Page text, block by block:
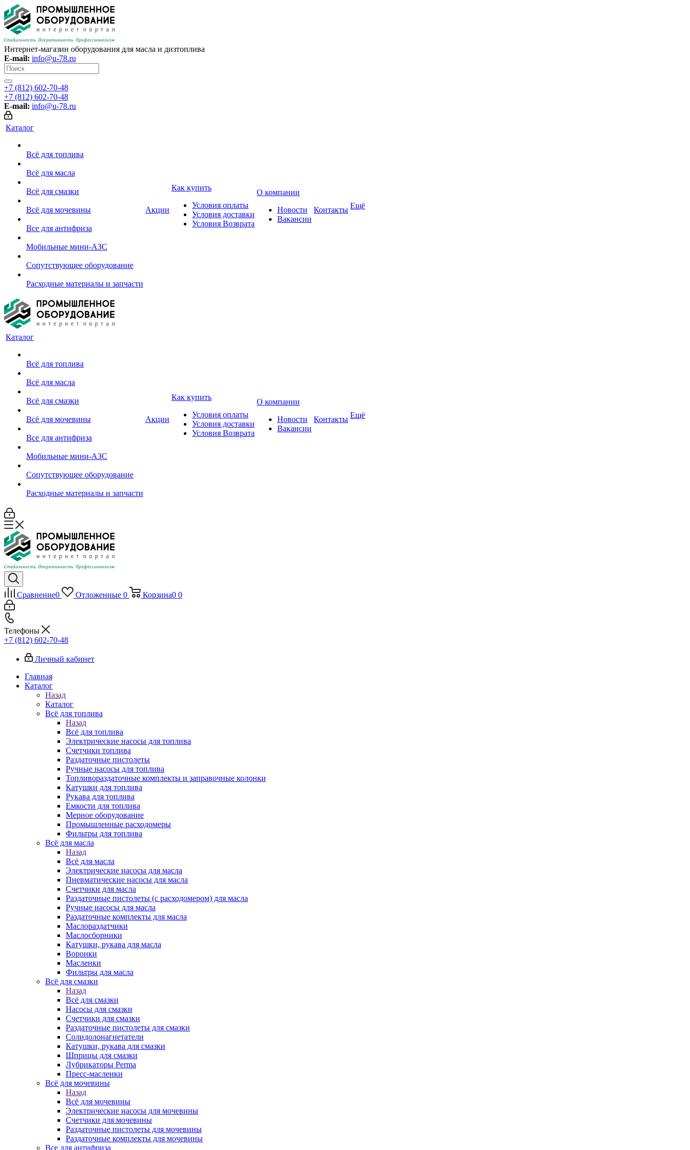
Интернет-магазин оборудования для масла и дизтоплива
E-mail: info@u-78.ru
+7 (812) 602-70-48
+7 (812) 602-70-48
E-mail: info@u-78.ru
Каталог
Всё для топлива
Всё для масла
Всё для смазки
Всё для мочевины
Все для антифриза
Мобильные мини-АЗС
Сопутствующее оборудование
Расходные материалы и запчасти
Акции
Как купить
Условия оплаты
Условия доставки
Условия Возврата
О компании
Новости
Вакансии
Контакты Ещё
Каталог
Всё для топлива
Всё для масла
Всё для смазки
Всё для мочевины
Все для антифриза
Мобильные мини-АЗС
Сопутствующее оборудование
Расходные материалы и запчасти
Акции
Как купить
Условия оплаты
Условия доставки
Условия Возврата
О компании
Новости
Вакансии
Контакты Ещё
Сравнение0 Отложенные 0 Корзина0 0
Телефоны
+7 (812) 602-70-48
Личный кабинет
Главная
Каталог
Назад
Каталог
Всё для топлива
Назад
Всё для топлива
Электрические насосы для топлива
Счетчики топлива
Раздаточные пистолеты
Ручные насосы для топлива
Топливораздаточные комплекты и заправочные колонки
Катушки для топлива
Рукава для топлива
Емкости для топлива
Мерное оборудование
Промышленные расходомеры
Фильтры для топлива
Всё для масла
Назад
Всё для масла
Электрические насосы для масла
Пневматические насосы для масла
Счетчики для масла
Раздаточные пистолеты (с расходомером) для масла
Ручные насосы для масла
Раздаточные комплекты для масла
Маслораздатчики
Маслосборники
Катушки, рукава для масла
Воронки
Масленки
Фильтры для масла
Всё для смазки
Назад
Всё для смазки
Насосы для смазки
Счетчики для смазки
Раздаточные пистолеты для смазки
Солидолонагнетатели
Катушки, рукава для смазки
Шприцы для смазки
Лубрикаторы Perma
Пресс-масленки
Всё для мочевины
Назад
Всё для мочевины
Электрические насосы для мочевины
Счетчики для мочевины
Раздаточные пистолеты для мочевины
Раздаточные комплекты для мочевины
Все для антифриза